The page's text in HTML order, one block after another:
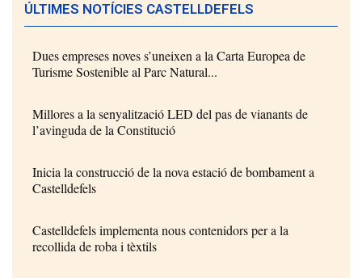
ÚLTIMES NOTÍCIES CASTELLDEFELS
Dues empreses noves s’uneixen a la Carta Europea de
Turisme Sostenible al Parc Natural...
Millores a la senyalització LED del pas de vianants de
l’avinguda de la Constitució
Inicia la construcció de la nova estació de bombament a
Castelldefels
Castelldefels implementa nous contenidors per a la
recollida de roba i tèxtils